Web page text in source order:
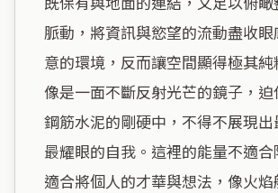
脈動，將資訊與慾望的流動盡收
意的環境，反而讓空間顯得極其純
像是一面不斷反射光芒的鏡子，
鋼筋水泥的剛硬中，不得不展現出
最耀眼的自我。這裡的能量不適
適合將個人的才華與想法，像火